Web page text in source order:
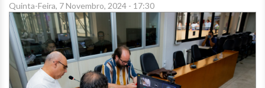
Quinta-Feira, 7 Novembro, 2024 - 17:30